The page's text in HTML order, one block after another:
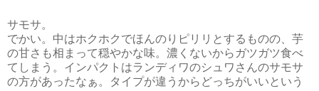
サモサ。
でかい。中はホクホクでほんのりピリリとするものの、芋
の甘さも相まって穏やかな味。濃くないからガツガツ食べ
てしまう。インパクトはランディワのシュワさんのサモサ
の方があったなぁ。タイプが違うからどっちがいいという